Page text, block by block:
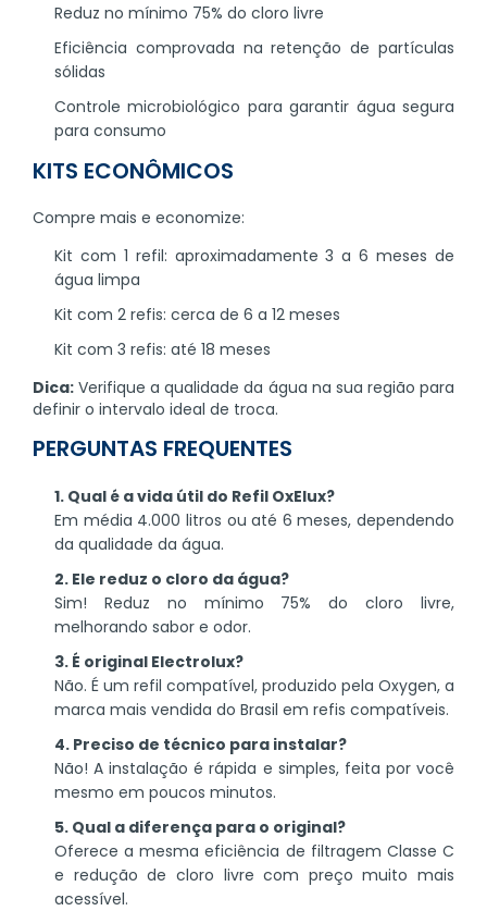
Reduz no mínimo 75% do cloro livre
Eficiência comprovada na retenção de partículas
sólidas
Controle microbiológico para garantir água segura
para consumo
KITS ECONÔMICOS
Compre mais e economize:
Kit com 1 refil: aproximadamente 3 a 6 meses de
água limpa
Kit com 2 refis: cerca de 6 a 12 meses
Kit com 3 refis: até 18 meses
Dica: Verifique a qualidade da água na sua região para
definir o intervalo ideal de troca.
PERGUNTAS FREQUENTES
1. Qual é a vida útil do Refil OxElux?
Em média 4.000 litros ou até 6 meses, dependendo
da qualidade da água.
2. Ele reduz o cloro da água?
Sim! Reduz no mínimo 75% do cloro livre,
melhorando sabor e odor.
3. É original Electrolux?
Não. É um refil compatível, produzido pela Oxygen, a
marca mais vendida do Brasil em refis compatíveis.
4. Preciso de técnico para instalar?
Não! A instalação é rápida e simples, feita por você
mesmo em poucos minutos.
5. Qual a diferença para o original?
Oferece a mesma eficiência de filtragem Classe C
e redução de cloro livre com preço muito mais
acessível.